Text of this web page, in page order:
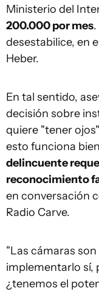
Ministerio del
200.000 por mes
desestabilice, en
Heber.
En tal sentido,
decisión sobre
quiere "tener
esto funciona
delincuente
reconocimiento
en conversación
Radio Carve.
"Las cámaras
implementarlo sí,
¿tenemos el